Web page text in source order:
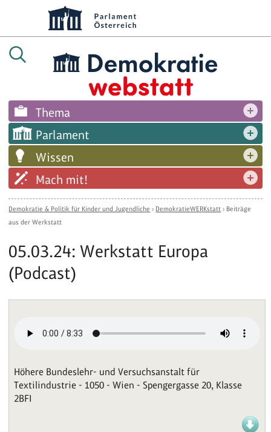
Thema
Parlament
Wissen
Mach mit!
Demokratie & Politik für Kinder und Jugendliche › DemokratieWERKstatt › Beiträge
aus der Werkstatt
05.03.24: Werkstatt Europa
(Podcast)
Höhere Bundeslehr- und Versuchsanstalt für
Textilindustrie - 1050 - Wien - Spengergasse 20, Klasse
2BFI